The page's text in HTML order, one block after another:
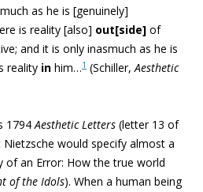
as he is [genuinely]
is reality [also] out[side] of
and it is only inasmuch as he is
reality in him…1 (Schiller,Aesthetic
1794Aesthetic Letters (letter 13 of
would specify almost a
of an Error: How the true world
of the Idols). When a human being